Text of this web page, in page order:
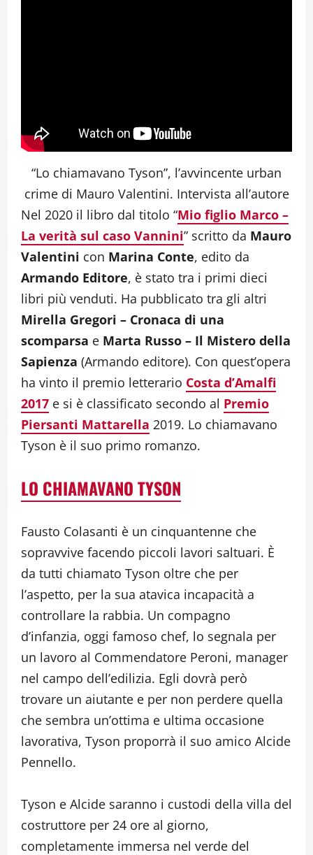
“Lo chiamavano Tyson”, l’avvincente urban
crime di Mauro Valentini. Intervista all’autore
Nel 2020 il libro dal titolo “Mio figlio Marco –
La verità sul caso Vannini” scritto da Mauro
Valentini con Marina Conte, edito da
Armando Editore, è stato tra i primi dieci
libri più venduti. Ha pubblicato tra gli altri
Mirella Gregori – Cronaca di una
scomparsa e Marta Russo – Il Mistero della
Sapienza (Armando editore). Con quest’opera
ha vinto il premio letterario Costa d’Amalfi
2017 e si è classificato secondo al Premio
Piersanti Mattarella 2019. Lo chiamavano
Tyson è il suo primo romanzo.
LO CHIAMAVANO TYSON
Fausto Colasanti è un cinquantenne che
sopravvive facendo piccoli lavori saltuari. È
da tutti chiamato Tyson oltre che per
l’aspetto, per la sua atavica incapacità a
controllare la rabbia. Un compagno
d’infanzia, oggi famoso chef, lo segnala per
un lavoro al Commendatore Peroni, manager
nel campo dell’edilizia. Egli dovrà però
trovare un aiutante e per non perdere quella
che sembra un’ottima e ultima occasione
lavorativa, Tyson proporrà il suo amico Alcide
Pennello.
Tyson e Alcide saranno i custodi della villa del
costruttore per 24 ore al giorno,
completamente immersa nel verde del